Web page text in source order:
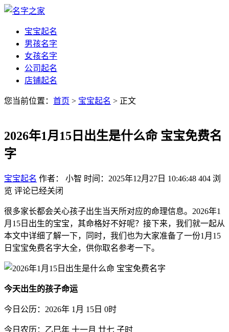
宝宝起名
男孩名字
女孩名字
公司起名
店铺起名
您当前位置： 首页 > 宝宝起名 > 正文
2026年1月15日出生是什么命 宝宝免费名
字
宝宝起名 作者： 小智 时间：2025年12月27日 10:46:48 404 浏
览 评论已经关闭
很多家长都会关心孩子出生当天所对应的命理信息。2026年1
月15日出生的宝宝，其命格好不好呢？接下来，我们就一起从
本文中详细了解一下，同时，我们也为大家准备了一份1月15
日宝宝免费名字大全，供你取名参考一下。
今天出生的孩子命运
今日公历：2026年 1月 15日 0时
今日农历：乙巳年 十一月 廿七 子时